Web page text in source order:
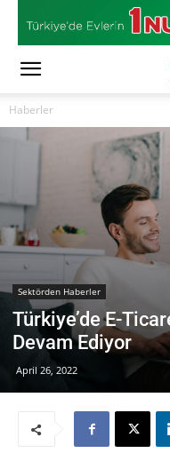
Haberler
Sektörden Haberler
Türkiye’de E-
Devam Ediyor
April 26, 2022